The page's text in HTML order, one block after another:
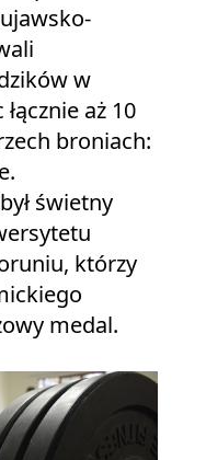
w
aż 10
broniach:
świetny
którzy
medal.